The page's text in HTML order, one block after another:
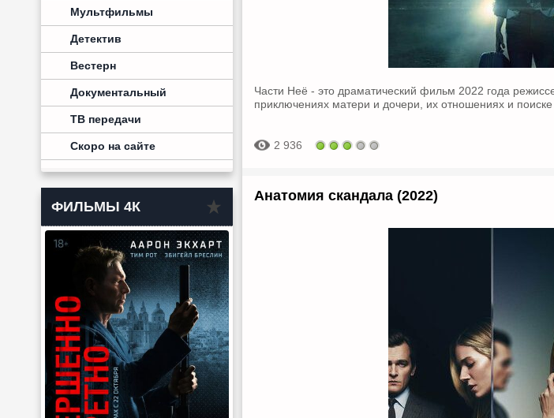
Мультфильмы
Детектив
Вестерн
Документальный
ТВ передачи
Скоро на сайте
ФИЛЬМЫ 4К
Части Неё - это драматический фильм 2022 года
приключениях матери и дочери, их отношениях и поиске
2 936
Анатомия скандала (2022)